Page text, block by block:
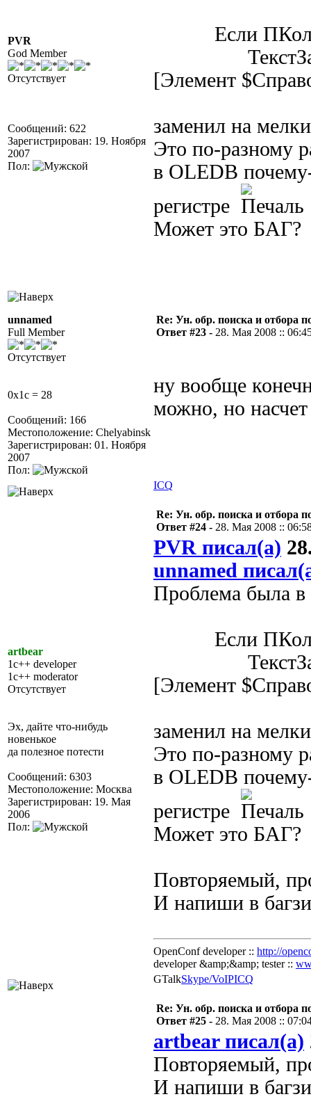
PVR
God Member
Отсутствует
Сообщений: 622
Зарегистрирован: 19. Ноября
2007
Пол:
Если
[Элемент
заменил на
Это по-разному
в OLEDB
регистре
Может это БАГ?
unnamed
Full Member
Отсутствует
0x1c = 28
Сообщений: 166
Местоположение: Chelyabinsk
Зарегистрирован: 01. Ноября
2007
Пол:
Re: Ун. обр. поиска и отбора
Ответ #23 - 28. Мая 2008 ::
ну вообще
можно, но
ICQ
artbear
1c++ developer
1c++ moderator
Отсутствует
Эх, дайте что-нибудь
новенькое
да полезное потести
Сообщений: 6303
Местоположение: Москва
Зарегистрирован: 19. Мая
2006
Пол:
Re: Ун. обр. поиска и отбора
Ответ #24 - 28. Мая 2008 ::
PVR писал(а)
unnamed
Проблема была
Если
[Элемент
заменил на
Это по-разному
в OLEDB
регистре
Может это БАГ?
Повторяемый,
И напиши в
OpenConf developer :: http://
developer &amp;&amp; tester ::
GTalkSkype/VoIPICQ
Re: Ун. обр. поиска и отбора
Ответ #25 - 28. Мая 2008 ::
artbear писал(а)
Повторяемый,
И напиши в